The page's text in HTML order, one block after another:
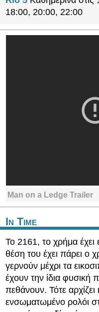
18:00, 20:00, 22:00
Man on a Ledge Trailer
In Time
Το 2161, το χρήμα έχει
θέση του έχει πάρει ο
γερνούν μέχρι τα
έχουν την ίδια φυσική
πεθάνουν. Τότε αρχίζει
ενσωματωμένο ρολόι